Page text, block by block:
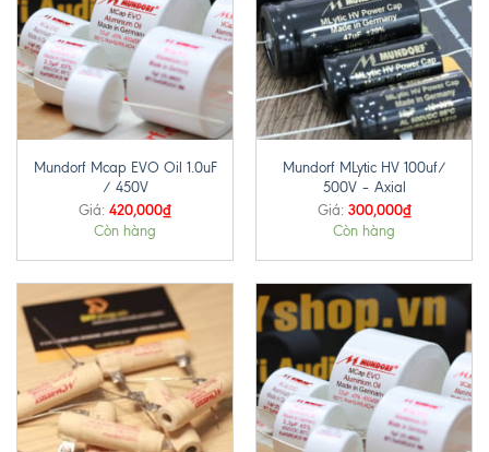
Mundorf Mcap EVO Oil 1.0uF
/ 450V
Giá: 420,000₫
Còn hàng
Mundorf MLytic HV 100uf/
500V – Axial
Giá: 300,000₫
Còn hàng